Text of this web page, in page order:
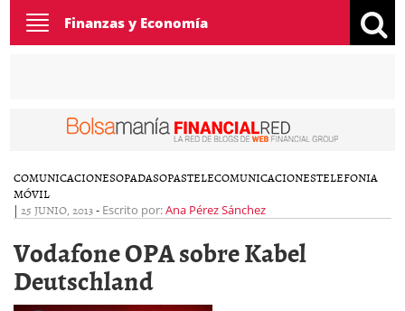
Toggle
navigation
Finanzas y Economía
COMUNICACIONESOPADASOPASTELECOMUNICACIONESTELEFONIA
MÓVIL
| 25 JUNIO, 2013- Escrito por:Ana Pérez Sánchez
Vodafone OPA sobre Kabel
Deutschland